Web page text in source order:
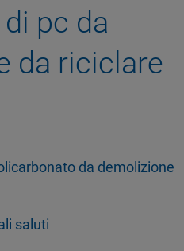
pc da
da riciclare
da demolizione
saluti